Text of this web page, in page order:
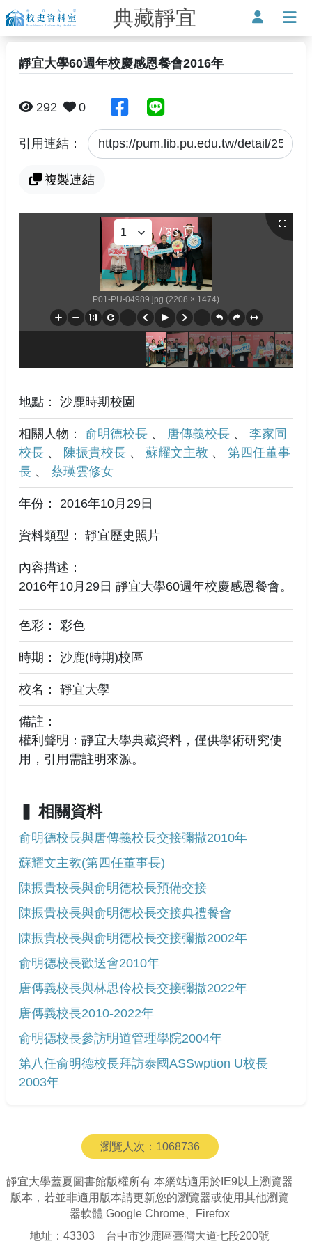
靜宜大學-校史資料室典藏靜宜使用者
靜宜大學60週年校慶感恩餐會2016年
292 0 分享至臉書
分享至Line
引用連結：
複製連結
/ 33 頁
P01-PU-04989.jpg (2208 × 1474)
地點： 沙鹿時期校園
相關人物： 俞明德校長 、 唐傳義校長 、 李家同
校長 、 陳振貴校長 、 蘇耀文主教 、 第四任董事
長 、 蔡瑛雲修女
年份： 2016年10月29日
資料類型： 靜宜歷史照片
內容描述：
2016年10月29日 靜宜大學60週年校慶感恩餐會。
色彩： 彩色
時期： 沙鹿(時期)校區
校名： 靜宜大學
備註：
權利聲明：靜宜大學典藏資料，僅供學術研究使
用，引用需註明來源。
相關資料
俞明德校長與唐傳義校長交接彌撒2010年
蘇耀文主教(第四任董事長)
陳振貴校長與俞明德校長預備交接
陳振貴校長與俞明德校長交接典禮餐會
陳振貴校長與俞明德校長交接彌撒2002年
俞明德校長歡送會2010年
唐傳義校長與林思伶校長交接彌撒2022年
唐傳義校長2010-2022年
俞明德校長參訪明道管理學院2004年
第八任俞明德校長拜訪泰國ASSwption U校長
2003年
瀏覽人次： 1068736
靜宜大學蓋夏圖書館版權所有 本網站適用於IE9以上瀏覽器
版本，若並非適用版本請更新您的瀏覽器或使用其他瀏覽
器軟體 Google Chrome、Firefox
地址：43303 台中市沙鹿區臺灣大道七段200號